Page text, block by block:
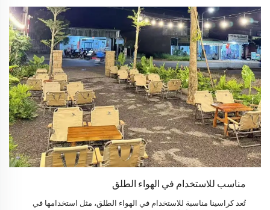
مناسب للاستخدام في الهواء الطلق
تُعد كراسينا مناسبة للاستخدام في الهواء الطلق، مثل استخدامها في